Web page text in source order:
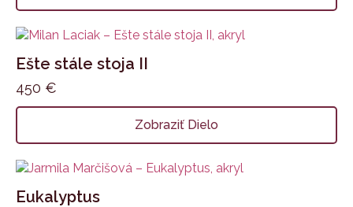
Ešte stále stoja II
450 €
Zobraziť Dielo
Eukalyptus